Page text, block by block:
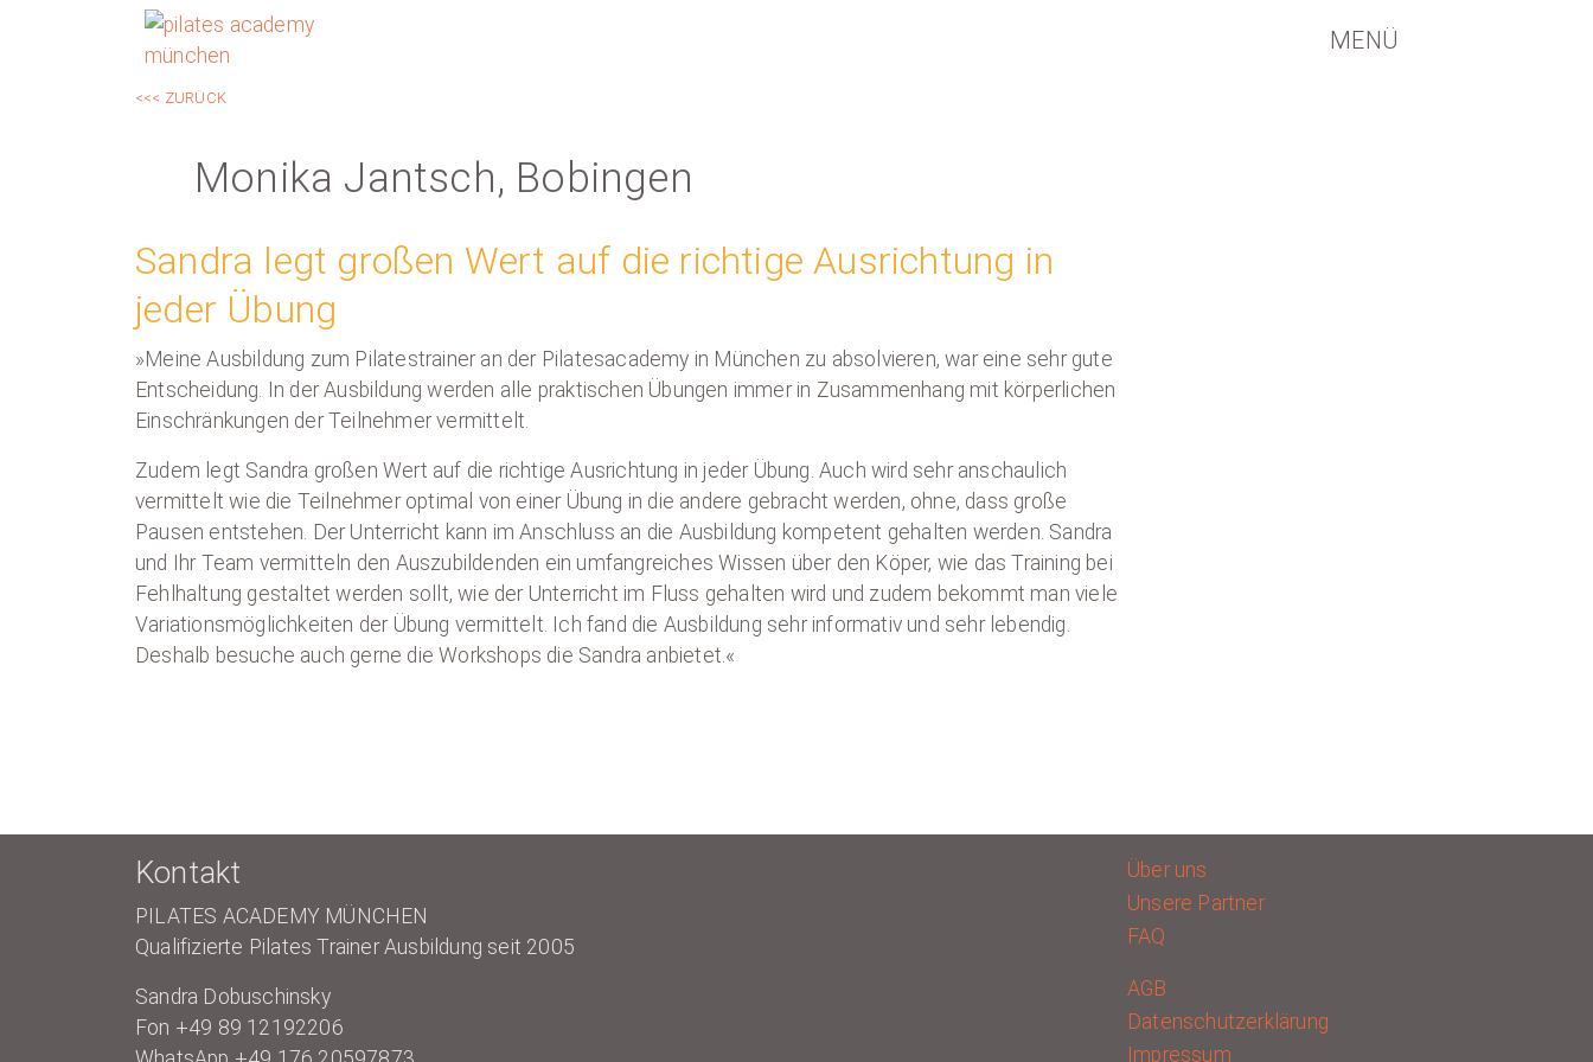
MENÜ
<<< ZURÜCK
Monika Jantsch, Bobingen
Sandra legt großen Wert auf die richtige Ausrichtung in
jeder Übung
»Meine Ausbildung zum Pilatestrainer an der Pilatesacademy in München zu absolvieren, war eine sehr gute
Entscheidung. In der Ausbildung werden alle praktischen Übungen immer in Zusammenhang mit körperlichen
Einschränkungen der Teilnehmer vermittelt.
Zudem legt Sandra großen Wert auf die richtige Ausrichtung in jeder Übung. Auch wird sehr anschaulich
vermittelt wie die Teilnehmer optimal von einer Übung in die andere gebracht werden, ohne, dass große
Pausen entstehen. Der Unterricht kann im Anschluss an die Ausbildung kompetent gehalten werden. Sandra
und Ihr Team vermitteln den Auszubildenden ein umfangreiches Wissen über den Köper, wie das Training bei
Fehlhaltung gestaltet werden sollt, wie der Unterricht im Fluss gehalten wird und zudem bekommt man viele
Variationsmöglichkeiten der Übung vermittelt. Ich fand die Ausbildung sehr informativ und sehr lebendig.
Deshalb besuche auch gerne die Workshops die Sandra anbietet.«
Kontakt
PILATES ACADEMY MÜNCHEN
Qualifizierte Pilates Trainer Ausbildung seit 2005
Sandra Dobuschinsky
Fon +49 89 12192206
Über uns
Unsere Partner
FAQ
AGB
Datenschutzerklärung
Impressum